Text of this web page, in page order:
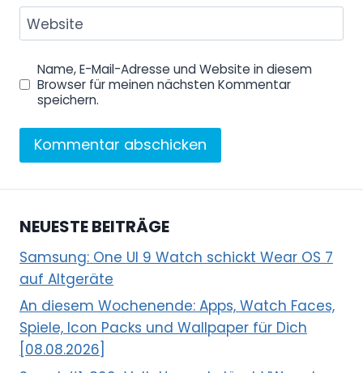
Website
Name, E-Mail-Adresse und Website in diesem
Browser für meinen nächsten Kommentar
speichern.
NEUESTE BEITRÄGE
Samsung: One UI 9 Watch schickt Wear OS 7
auf Altgeräte
An diesem Wochenende: Apps, Watch Faces,
Spiele, Icon Packs und Wallpaper für Dich
[08.08.2026]